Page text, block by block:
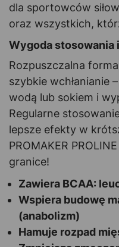
dla sportowców
oraz wszystkich,
Wygoda stosowania
Rozpuszczalna
szybkie wchłanianie
wodą lub sokiem i
Regularne
lepsze efekty w
PROMAKER
granice!
Zawiera BCAA:
Wspiera budowę
(anabolizm)
Hamuje rozpad